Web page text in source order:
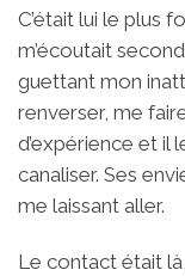
C’était lui le plus
m’écoutait
guettant mon
renverser, me
d’expérience et il
canaliser. Ses
me laissant aller.
Le contact était